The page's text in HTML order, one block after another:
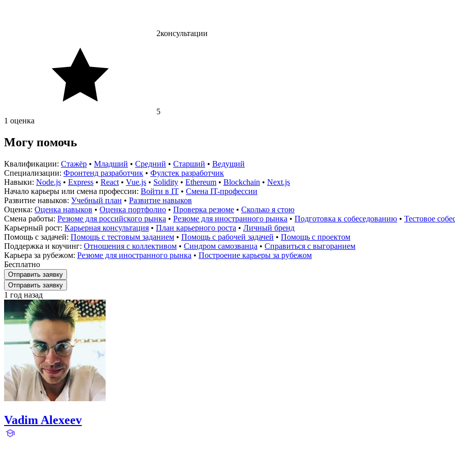
2консультации
5
1 оценка
Могу помочь
Квалификации: Стажёр • Младший • Средний • Старший • Ведущий
Специализации: Фронтенд разработчик • Фулстек разработчик
Навыки: Node.js • Express • React • Vue.js • Solidity • Ethereum • Blockchain • Next.js
Начало карьеры или смена профессии: Войти в IT • Смена IT-профессии
Развитие навыков: Учебный план • Развитие навыков
Оценка: Оценка навыков • Оценка портфолио • Проверка резюме • Сколько я стою
Смена работы: Резюме для российского рынка • Резюме для иностранного рынка • Подготовка к собеседованию • Тестовое
Карьерный рост: Карьерная консультация • План карьерного роста • Личный бренд
Помощь с задачей: Помощь с тестовым заданием • Помощь с рабочей задачей • Помощь с проектом
Поддержка и коучинг: Отношения с коллективом • Синдром самозванца • Справиться с выгоранием
Карьера за рубежом: Резюме для иностранного рынка • Построение карьеры за рубежом
Бесплатно
Отправить заявку
Отправить заявку
1 год назад
Vadim Alexeev